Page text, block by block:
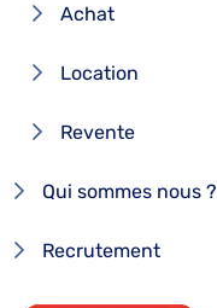
Achat
Location
Revente
Qui sommes nous ?
Recrutement